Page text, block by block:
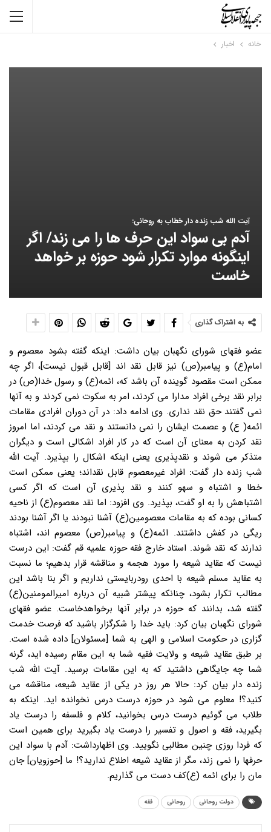
خانه اخبار
آیت الله شب زنده دار خطاب به روحانی:
آدم بی سواد این حرف ها را می زند/ اگر
اینگونه موارد تکرار شود حوزه بر خواهد
خاست
به اشتراک گذاری
عضو فقهای شورای نگهبان بیان داشت: اینکه گفته بشود معصوم و
امام(ع) و پیامبر(ص) نیز قابل نقد اند [قابل قبول نیست]، اگر چه
ممکن است مقصود گوینده آن باشد که، ائمه(ع) و رسول خدا(ص) در
برابر نقد برخی افراد مدارا می کردند، امر به سکوت نمی کردند و به آنها
نمی گفتند حق نقد نداری. وی ادامه داد: در آن دوران افرادی مقامات
ائمه( ع) و عصمت ایشان را نمی دانستند و نقد می کردند، اما امروز
نقد کردن به معنای آن است که در کار افراد اشکالی است و دیگران
متذکر می شوند و نقدپذیری یعنی اینکه اشکال را بپذیرد. آیت الله
شب زنده دار گفت: افراد غیرمعصوم قابل نقداند؛ یعنی ممکن است
خطا و اشتباه و سهو کنند و نقد پذیری آن است که اگر کسی
اشتباهش را به او گفت، بپذیرد. وی افزود: اما نقد معصوم(ع) از ناحیه
کسانی بوده که به مقامات معصومین(ع) آشنا نبودند یا اگر آشنا بودند
ریگی در کفش داشتند. ائمه(ع) و پیامبر(ص) معصوم اند، اشتباه
ندارند که نقد شوند. استاد خارج فقه حوزه علمیه قم گفت: این درست
نیست که عقاید شیعه را مورد هجمه و مناقشه قرار بدهیم؛ ما نسبت
به عقاید مسلم شیعه با احدی رودربایستی نداریم و اگر بنا باشد این
مطالب تکرار بشود، چنانکه پیشتر شبیه آن درباره امیرالمومنین(ع)
گفته شد، بدانند که حوزه در برابر آنها برخواهدخاست. عضو فقهای
شورای نگهبان بیان کرد: باید خدا را شکرگزار باشید که فرصت خدمت
گزاری در حکومت اسلامی و الهی به شما [مسئولان] داده شده است.
بر طبق عقاید شیعه و ولایت فقیه شما به این مقام رسیده اید، گرنه
شما چه جایگاهی داشتید که به این مقامات برسید. آیت الله شب
زنده دار بیان کرد: حالا هر روز در یکی از عقاید شیعه، مناقشه می
کنید؟! معلوم می شود در حوزه درست درس نخوانده اید. اینکه به
طلاب می گوئیم درست درس بخوانید، کلام و فلسفه را درست یاد
بگیرید، فقه و اصول و تفسیر را درست یاد بگیرید برای همین است
که فردا روزی چنین مطالبی نگویید. وی اظهارداشت: آدم با سواد این
حرفها را نمی زند، مگر از عقاید شیعه اطلاع ندارید؟! ما [حوزویان] جان
مان را برای ائمه (ع)کف دست می گذاریم.
دولت روحانی روحانی فقه